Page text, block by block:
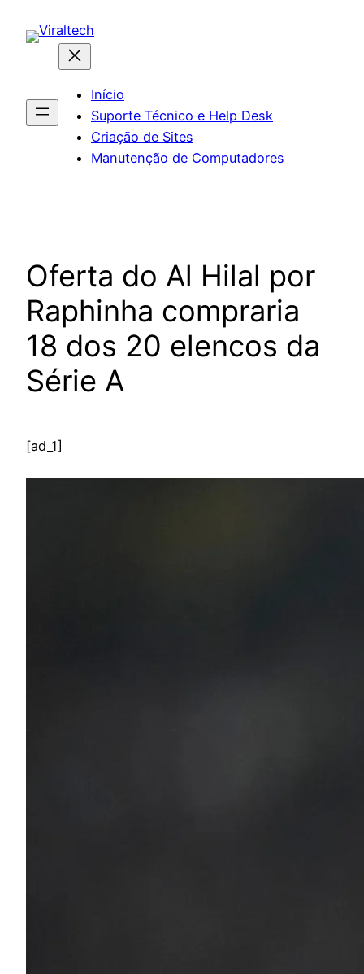
para
Início
Suporte Técnico e Help Desk
Criação de Sites
Manutenção de Computadores
Oferta do Al Hilal por
Raphinha compraria
18 dos 20 elencos da
Série A
[ad_1]